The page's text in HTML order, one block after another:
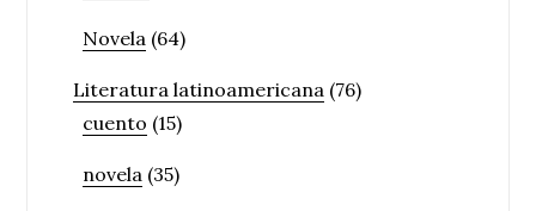
Novela (64)
Literatura latinoamericana (76)
cuento (15)
novela (35)